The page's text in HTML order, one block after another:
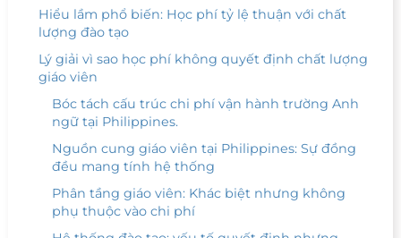
Hiểu lầm phổ biến: Học phí tỷ lệ thuận với chất
lượng đào tạo
Lý giải vì sao học phí không quyết định chất lượng
giáo viên
Bóc tách cấu trúc chi phí vận hành trường Anh
ngữ tại Philippines.
Nguồn cung giáo viên tại Philippines: Sự đồng
đều mang tính hệ thống
Phân tầng giáo viên: Khác biệt nhưng không
phụ thuộc vào chi phí